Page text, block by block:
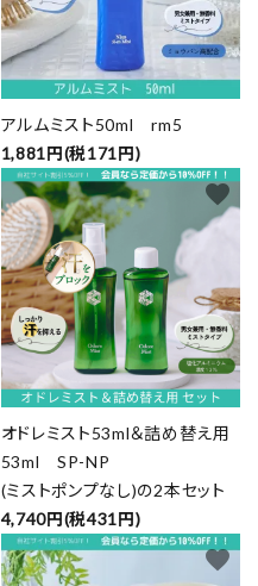
アルムミスト50ml rm5
1,881円(税171円)
オドレミスト53ml＆詰め替え用
53ml SP-NP
(ミストポンプなし)の2本セット
4,740円(税431円)
favorite
favorite